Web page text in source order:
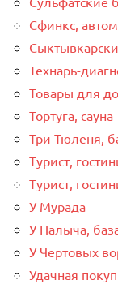
Сфинкс,
Технарь-
Товары для
Тортуга, сауна
Три Тюленя,
Турист,
Турист,
У Мурада
У Палыча,
У Чертовых
Удачная